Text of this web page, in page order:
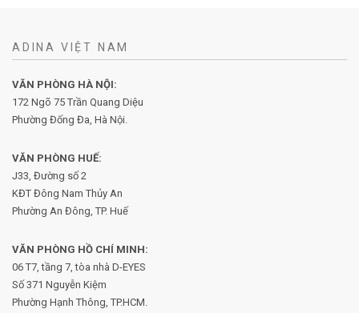
ADINA VIỆT NAM
VĂN PHÒNG HÀ NỘI:
172 Ngõ 75 Trần Quang Diệu
Phường Đống Đa, Hà Nội.
VĂN PHÒNG HUẾ:
J33, Đường số 2
KĐT Đông Nam Thủy An
Phường An Đông, TP. Huế
VĂN PHÒNG HỒ CHÍ MINH:
06 T7, tầng 7, tòa nhà D-EYES
Số 371 Nguyễn Kiệm
Phường Hạnh Thông, TP.HCM.